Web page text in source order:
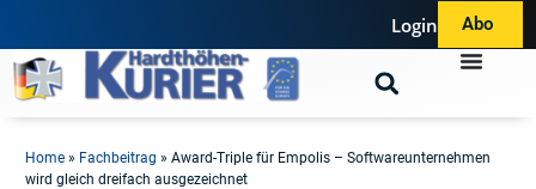
Login Abo
Home » Fachbeitrag »Award-Triple für Empolis – Softwareunternehmen
wird gleich dreifach ausgezeichnet